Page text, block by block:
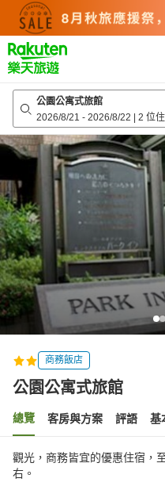
top
page
公園公寓式旅館
2026/8/21 - 2026/8/22 | 2 位
商務飯店
公園公寓式旅館
總覽 客房與方案 評語 基
觀光，商務皆宜的優惠住宿，
右。